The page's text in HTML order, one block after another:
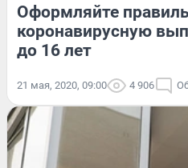
Оформляйте
коронавирусную
до 16 лет
21 мая, 2020, 09:00 4 906